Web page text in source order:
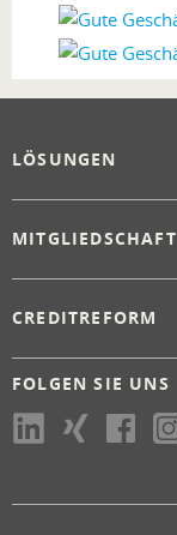
LÖSUNGEN
MITGLIEDSCHAFT
CREDITREFORM
FOLGEN SIE UNS